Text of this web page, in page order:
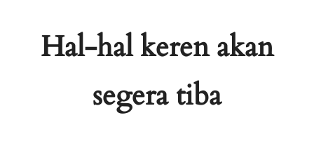
Hal-hal keren akan
segera tiba